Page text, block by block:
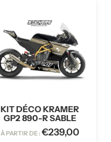
KIT DÉCO KRAMER
GP2 890-R SABLE
À PARTIR DE : €239,00